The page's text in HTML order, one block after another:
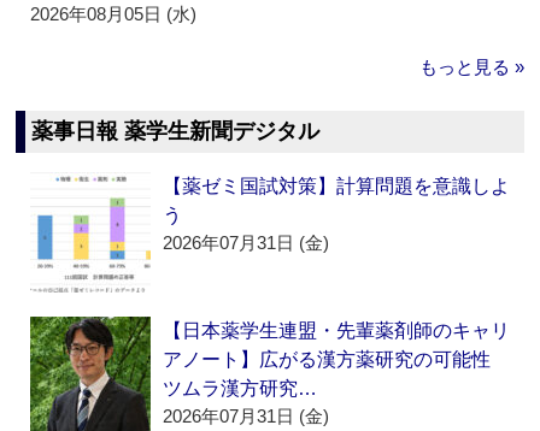
2026年08月05日 (水)
もっと見る »
薬事日報 薬学生新聞デジタル
【薬ゼミ国試対策】計算問題を意識しよ
う
2026年07月31日 (金)
【日本薬学生連盟・先輩薬剤師のキャリ
アノート】広がる漢方薬研究の可能性
ツムラ漢方研究…
2026年07月31日 (金)